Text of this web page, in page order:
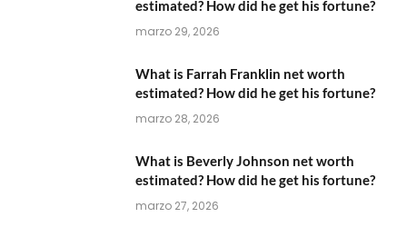
estimated? How did he get his fortune?
marzo 29, 2026
What is Farrah Franklin net worth
estimated? How did he get his fortune?
marzo 28, 2026
What is Beverly Johnson net worth
estimated? How did he get his fortune?
marzo 27, 2026